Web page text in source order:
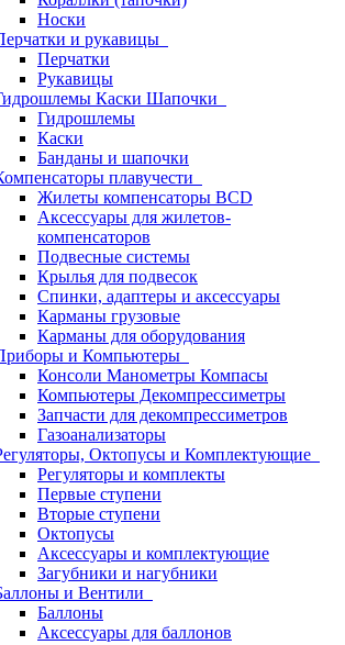
Носки
и рукавицы
Перчатки
Рукавицы
Каски Шапочки
Гидрошлемы
Каски
Банданы и шапочки
плавучести
Жилеты компенсаторы BCD
Аксессуары для жилетов-
компенсаторов
Подвесные системы
Крылья для подвесок
Спинки, адаптеры и аксессуары
Карманы грузовые
Карманы для оборудования
и Компьютеры
Консоли Манометры Компасы
Компьютеры Декомпрессиметры
Запчасти для декомпрессиметров
Газоанализаторы
Октопусы и Комплектующие
Регуляторы и комплекты
Первые ступени
Вторые ступени
Октопусы
Аксессуары и комплектующие
Загубники и нагубники
и Вентили
Баллоны
Аксессуары для баллонов